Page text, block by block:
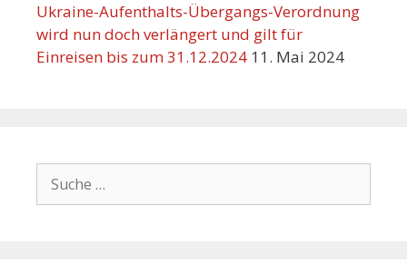
Ukraine-Aufenthalts-Übergangs-Verordnung
wird nun doch verlängert und gilt für
Einreisen bis zum 31.12.2024 11. Mai 2024